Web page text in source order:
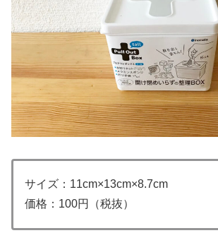
サイズ：11cm×13cm×8.7cm
価格：100円（税抜）